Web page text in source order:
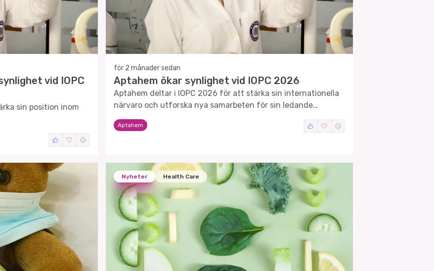
vid IOPC
sin position inom
för 2 månader sedan
Aptahem ökar synlighet vid IOPC 2026
Aptahem deltar i IOPC 2026 för att stärka sin internationella
närvaro och utforska nya samarbeten för sin ledande
kandidat, Apta-1.
Aptahem
Nyheter Health Care